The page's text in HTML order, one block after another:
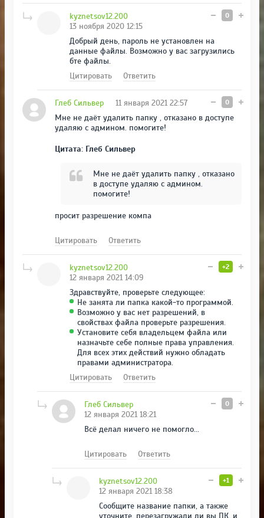
0
kyznetsov12.200
13 ноября 2020 12:15
Добрый день, пароль не установлен на
данные файлы. Возможно у вас загрузились
бте файлы.
Цитировать
Ответить
0
Глеб Сильвер
11 января 2021 22:57
Мне не даёт удалить папку , отказано в доступе
удаляю с админом. помогите!
Цитата: Глеб Сильвер
Мне не даёт удалить папку , отказано
в доступе удаляю с админом.
помогите!
просит разрешение компа
Цитировать Ответить
+2
kyznetsov12.200
12 января 2021 14:09
Здравствуйте, проверьте следующее:
Не занята ли папка какой-то программой.
Возможно у вас нет разрешений, в
свойствах файла проверьте разрешения.
Установите себя владельцем файла или
назначьте себе полные права управления.
Для всех этих действий нужно обладать
правами администратора.
Цитировать
Ответить
0
Глеб Сильвер
12 января 2021 18:21
Всё делал ничего не помогло...
Цитировать Ответить
+1
kyznetsov12.200
12 января 2021 18:38
Сообщите название папки, а также
уточните, перезагружали ли вы ПК, и